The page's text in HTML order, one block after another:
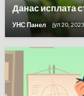
Данас исплата
УНС Панел јул 20, 2023